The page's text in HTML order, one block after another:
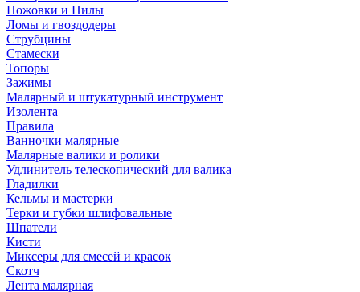
Ножовки и Пилы
Ломы и гвоздодеры
Струбцины
Стамески
Топоры
Зажимы
Малярный и штукатурный инструмент
Изолента
Правила
Ванночки малярные
Малярные валики и ролики
Удлинитель телескопический для валика
Гладилки
Кельмы и мастерки
Терки и губки шлифовальные
Шпатели
Кисти
Миксеры для смесей и красок
Скотч
Лента малярная